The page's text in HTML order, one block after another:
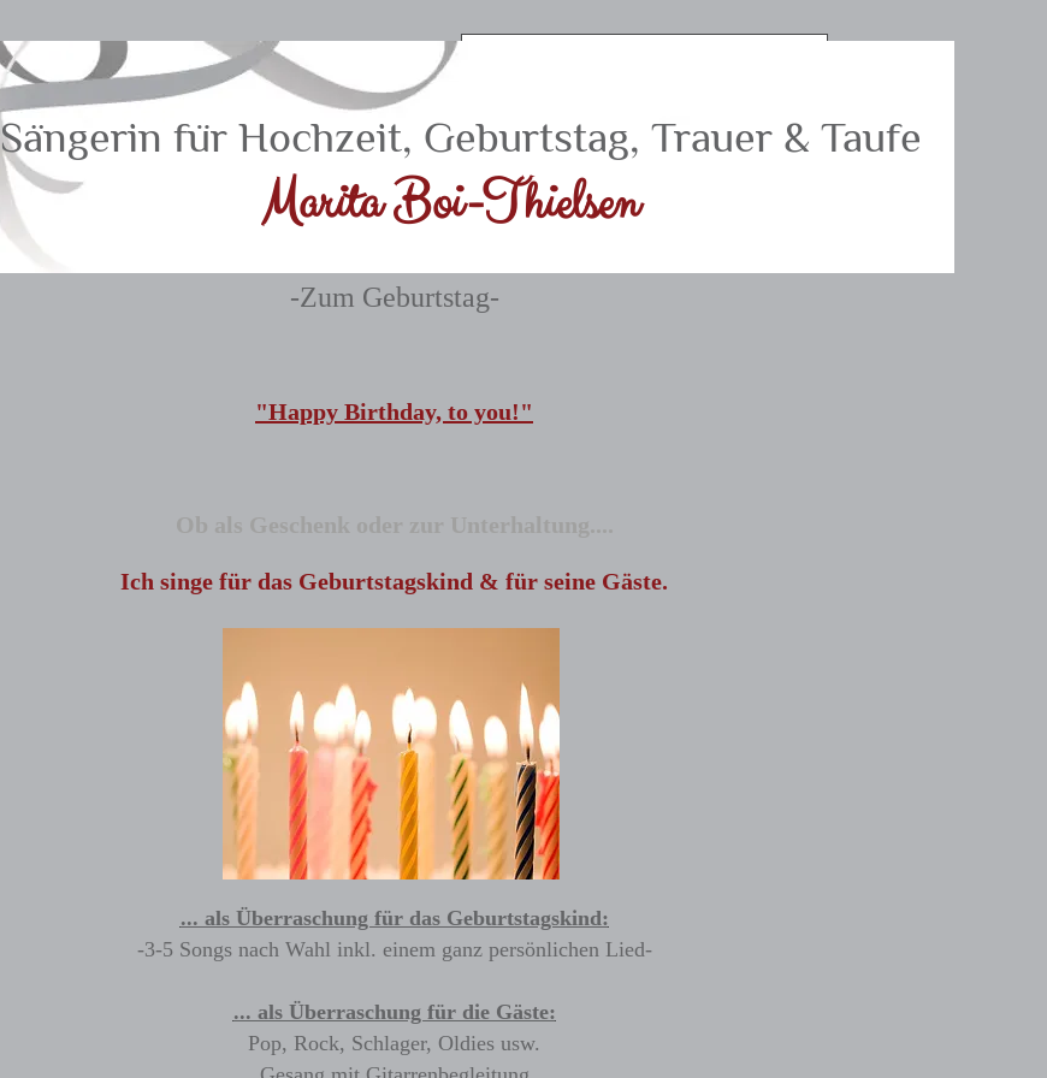
Sängerin für Hochzeit, Geburtstag, Trauer & Taufe
Marita Boi​-Thielsen
-Zum Geburtstag-
"Happy Birthday, to you!"
Ob als Geschenk oder zur Unterhaltung....
Ich singe für das Geburtstagskind & für seine Gäste.
... als Überraschung für das Geburtstagskind:
-3-5 Songs nach Wahl inkl. einem ganz persönlichen Lied-
... als Überraschung für die Gäste:
Pop, Rock, Schlager, Oldies usw.